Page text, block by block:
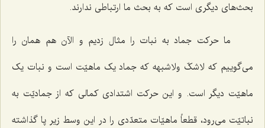
بحث‌های دیگری است که به بحث ما ارتباطی ندارند.
ما حرکت جماد به نبات را مثال زدیم و الآن هم همان را
می‌گوییم که لاشکّ ولاشبههکه جماد یک ماهیّت است و نبات یک
ماهیّت دیگر است. و این حرکت اشتدادی کمالی که از جمادیّت به
نباتیّت می‌رود، قطعاً ماهیّات متعدّدی را در این وسط زیر پا گذاشته